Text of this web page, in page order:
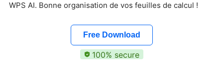
WPS AI. Bonne organisation de vos feuilles de calcul !
Free Download
100% secure